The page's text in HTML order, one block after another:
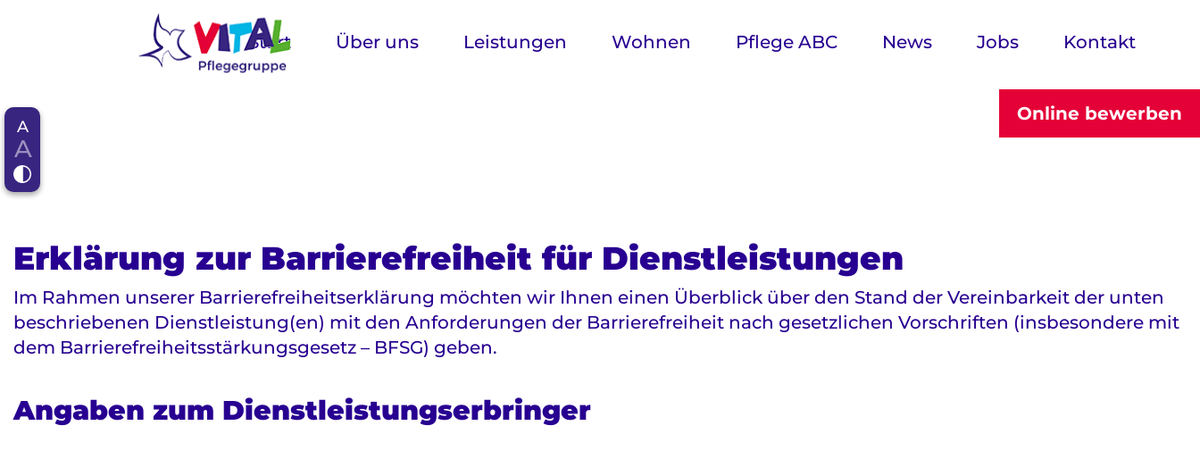
A
A
Navigation
überspringen
Start Über uns Leistungen Wohnen Pflege ABC News Jobs Kontakt
Online bewerben
Erklärung zur Barrierefreiheit für Dienstleistungen
Im Rahmen unserer Barrierefreiheitserklärung möchten wir Ihnen einen Überblick über den Stand der Vereinbarkeit der unten
beschriebenen Dienstleistung(en) mit den Anforderungen der Barrierefreiheit nach gesetzlichen Vorschriften (insbesondere mit
dem Barrierefreiheitsstärkungsgesetz – BFSG) geben.
Angaben zum Dienstleistungserbringer